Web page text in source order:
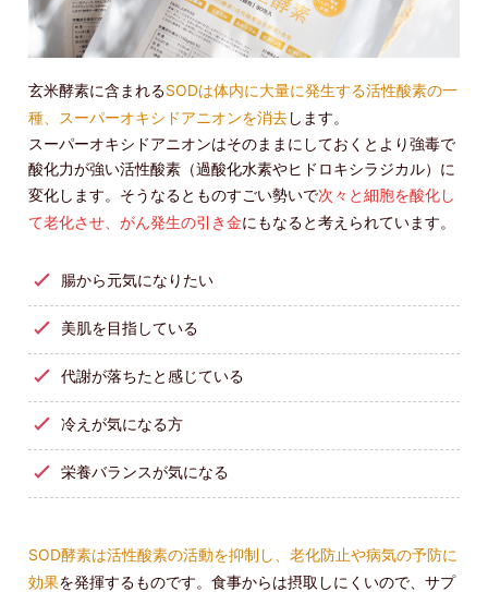
玄米酵素に含まれるSODは体内に大量に発生する活性酸素の一
種、スーパーオキシドアニオンを消去します。
スーパーオキシドアニオンはそのままにしておくとより強毒で
酸化力が強い活性酸素（過酸化水素やヒドロキシラジカル）に
変化します。そうなるとものすごい勢いで次々と細胞を酸化し
て老化させ、がん発生の引き金にもなると考えられています。
腸から元気になりたい
美肌を目指している
代謝が落ちたと感じている
冷えが気になる方
栄養バランスが気になる
SOD酵素は活性酸素の活動を抑制し、老化防止や病気の予防に
効果を発揮するものです。食事からは摂取しにくいので、サプ